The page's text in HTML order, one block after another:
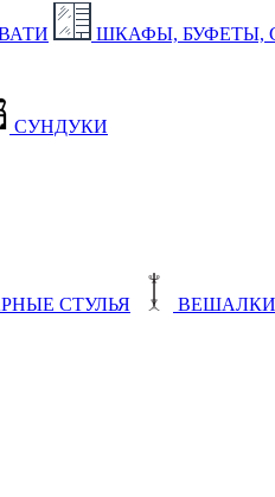
ШКАФЫ, БУФЕТЫ,
СУНДУКИ
СТУЛЬЯ ВЕШАЛКИ